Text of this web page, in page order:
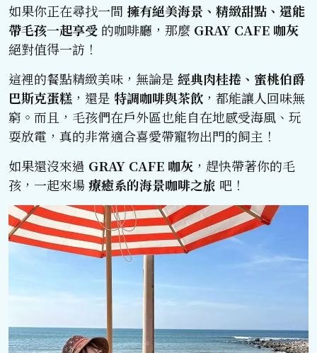
如果你正在尋找一間 擁有絕美海景、精緻甜點、還能
帶毛孩一起享受 的咖啡廳，那麼 GRAY CAFE 咖灰
絕對值得一訪！
這裡的餐點精緻美味，無論是 經典肉桂捲、蜜桃伯爵
巴斯克蛋糕 ，還是 特調咖啡與茶飲 ，都能讓人回味無
窮。而且，毛孩們在戶外區也能自在地感受海風、玩
耍放電，真的非常適合喜愛帶寵物出門的飼主！
如果還沒來過 GRAY CAFE 咖灰 ，趕快帶著你的毛
孩，一起來場療癒系的海景咖啡之旅 吧！